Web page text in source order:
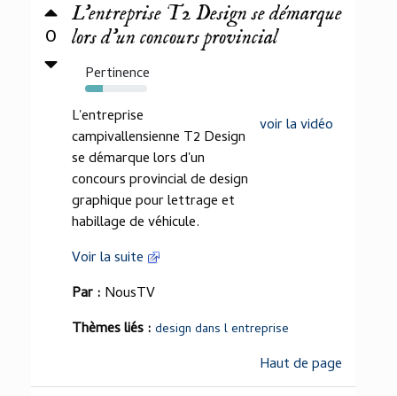
0
L'entreprise T2 Design se démarque
lors d'un concours provincial
Pertinence
28%
voir la vidéo
L'entreprise
campivallensienne T2 Design
se démarque lors d'un
concours provincial de design
graphique pour lettrage et
habillage de véhicule.
Voir la suite
Par : NousTV
Thèmes liés : design dans l entreprise
Haut de page